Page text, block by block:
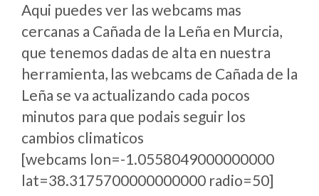
Aqui puedes ver las webcams mas
cercanas a Cañada de la Leña en Murcia,
que tenemos dadas de alta en nuestra
herramienta, las webcams de Cañada de la
Leña se va actualizando cada pocos
minutos para que podais seguir los
cambios climaticos
[webcams lon=-1.0558049000000000
lat=38.3175700000000000 radio=50]